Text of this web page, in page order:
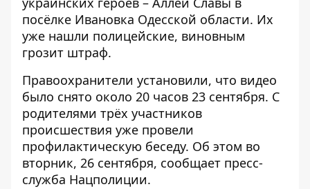
посёлке Ивановка Одесской области. Их
уже нашли полицейские, виновным
грозит штраф.
Правоохранители установили, что видео
было снято около 20 часов 23 сентября. С
родителями трёх участников
происшествия уже провели
профилактическую беседу. Об этом во
вторник, 26 сентября, сообщает пресс-
служба Нацполиции.